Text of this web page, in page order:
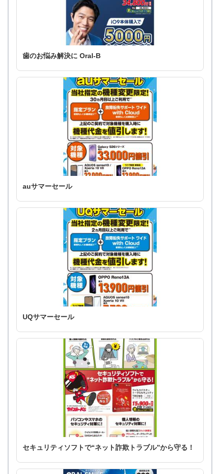
歯のお悩み解決に Oral-B
auサマーセール
UQサマーセール
セキュリティソフトで“ネット詐欺トラブル”から守る！